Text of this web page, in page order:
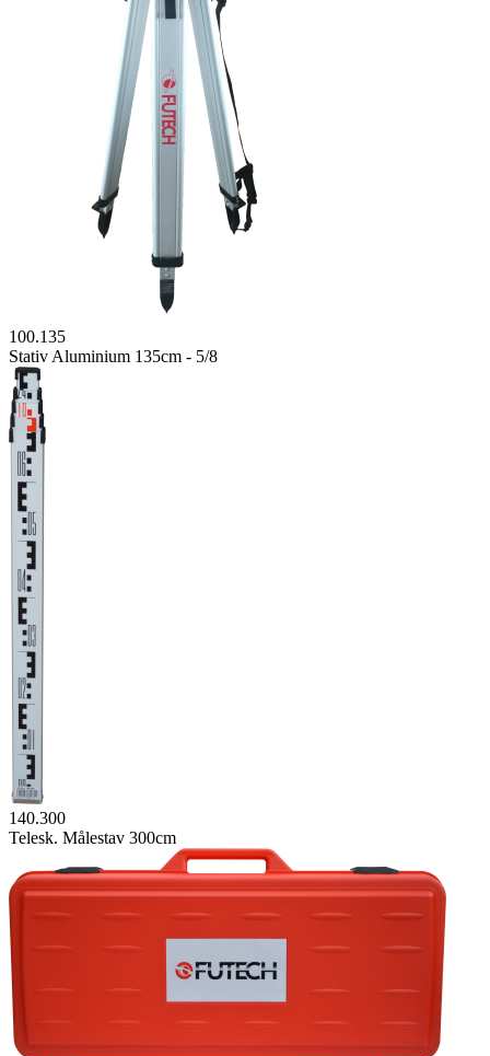
100.135
Stativ Aluminium 135cm - 5/8
140.300
Telesk. Målestav 300cm